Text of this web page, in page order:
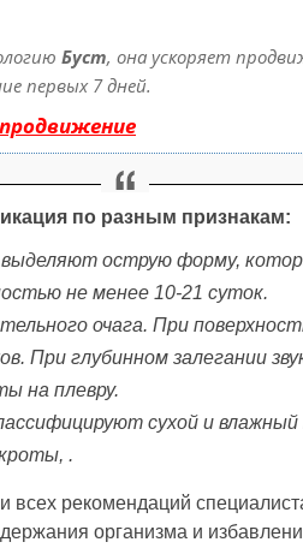
Буст, она ускоряет
первых 7 дней.
по разным признакам:
острую форму,
не менее 10-21 суток.
очага. При
При глубинном залегании
на плевру.
сухой и
.
рекомендаций
организма и